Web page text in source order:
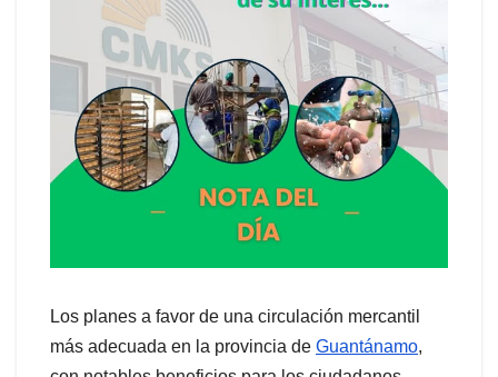
Los planes a favor de una circulación mercantil
más adecuada en la provincia de Guantánamo,